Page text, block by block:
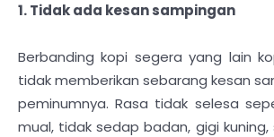
1. Tidak ada kesan sampingan
Berbanding kopi segera yang lain
tidak memberikan sebarang kesan
peminumnya. Rasa tidak selesa
mual, tidak sedap badan, gigi